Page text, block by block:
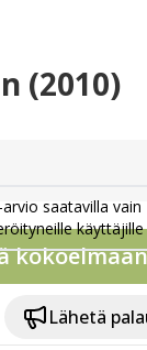
(2010)
saatavilla vain
käyttäjille
kokoelmaan
Lähetä